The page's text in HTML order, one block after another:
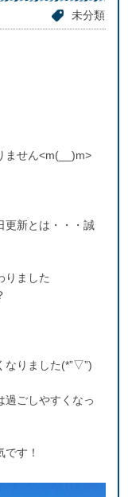
未分類
ません<m(__)m>
更新とは・・・誠
りました
なりました(*”▽”)
過ごしやすくなっ
す！